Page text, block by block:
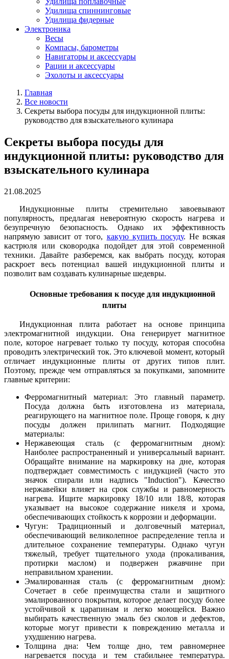
Удилища спиннинговые
Удилища фидерные
Электроника
Весы
Компасы, барометры
Навигаторы и аксессуары
Рации и аксессуары
Эхолоты и аксессуары
Главная
Все новости
Секреты выбора посуды для индукционной плиты:
руководство для взыскательного кулинара
Секреты выбора посуды для
индукционной плиты: руководство для
взыскательного кулинара
21.08.2025
Индукционные плиты стремительно завоевывают
популярность, предлагая невероятную скорость нагрева и
безупречную безопасность. Однако их эффективность
напрямую зависит от того, какую купить посуду. Не всякая
кастрюля или сковородка подойдет для этой современной
техники. Давайте разберемся, как выбрать посуду, которая
раскроет весь потенциал вашей индукционной плиты и
позволит вам создавать кулинарные шедевры.
Основные требования к посуде для индукционной
плиты
Индукционная плита работает на основе принципа
электромагнитной индукции. Она генерирует магнитное
поле, которое нагревает только ту посуду, которая способна
проводить электрический ток. Это ключевой момент, который
отличает индукционные плиты от других типов плит.
Поэтому, прежде чем отправляться за покупками, запомните
главные критерии:
Ферромагнитный материал: Это главный параметр.
Посуда должна быть изготовлена из материала,
реагирующего на магнитное поле. Проще говоря, к дну
посуды должен прилипать магнит. Подходящие
материалы:
Нержавеющая сталь (с ферромагнитным дном):
Наиболее распространенный и универсальный вариант.
Обращайте внимание на маркировку на дне, которая
подтверждает совместимость с индукцией (часто это
значок спирали или надпись "Induction"). Качество
нержавейки влияет на срок службы и равномерность
нагрева. Ищите маркировку 18/10 или 18/8, которая
указывает на высокое содержание никеля и хрома,
обеспечивающих стойкость к коррозии и деформации.
Чугун: Традиционный и долговечный материал,
обеспечивающий великолепное распределение тепла и
длительное сохранение температуры. Однако чугун
тяжелый, требует тщательного ухода (прокаливания,
протирки маслом) и подвержен ржавчине при
неправильном хранении.
Эмалированная сталь (с ферромагнитным дном):
Сочетает в себе преимущества стали и защитного
эмалированного покрытия, которое делает посуду более
устойчивой к царапинам и легко моющейся. Важно
выбирать качественную эмаль без сколов и дефектов,
которые могут привести к повреждению металла и
ухудшению нагрева.
Толщина дна: Чем толще дно, тем равномернее
нагревается посуда и тем стабильнее температура.